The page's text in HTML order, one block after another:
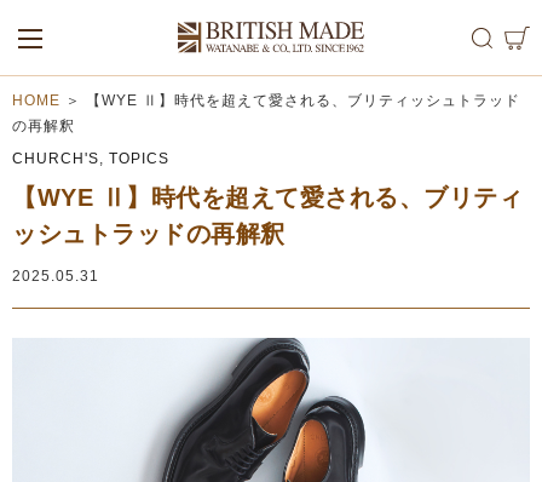
ALL MEN
WOMEN
HOME ＞
【WYE Ⅱ】時代を超えて愛される、ブリティッシュトラッド
の再解釈
CHURCH'S, TOPICS
【WYE Ⅱ】時代を超えて愛される、ブリティ
ッシュトラッドの再解釈
2025.05.31